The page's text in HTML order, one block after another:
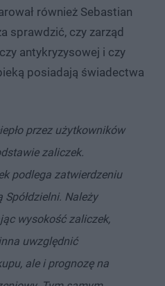
również Sebastian
sprawdzić, czy zarząd
antykryzysowej i czy
posiadają świadectwa
przez użytkowników
zaliczek.
podlega zatwierdzeniu
Spółdzielni. Należy
wysokość zaliczek,
uwzględnić
ale i prognozę na